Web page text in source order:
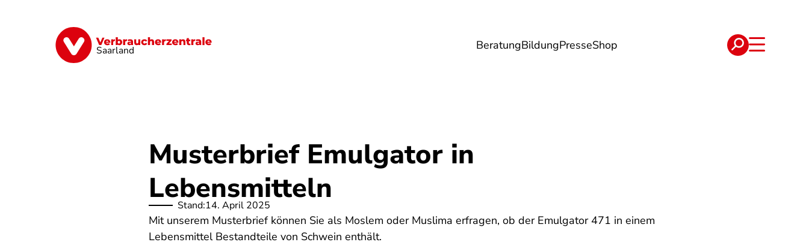
Saarland BeratungBildungPresseShop
Digitales Energie Finanzen Umwelt Verträge
Musterbrief Emulgator in
Lebensmitteln
Stand:14. April 2025
Mit unserem Musterbrief können Sie als Moslem oder Muslima erfragen, ob der Emulgator 471 in einem
Lebensmittel Bestandteile von Schwein enthält.